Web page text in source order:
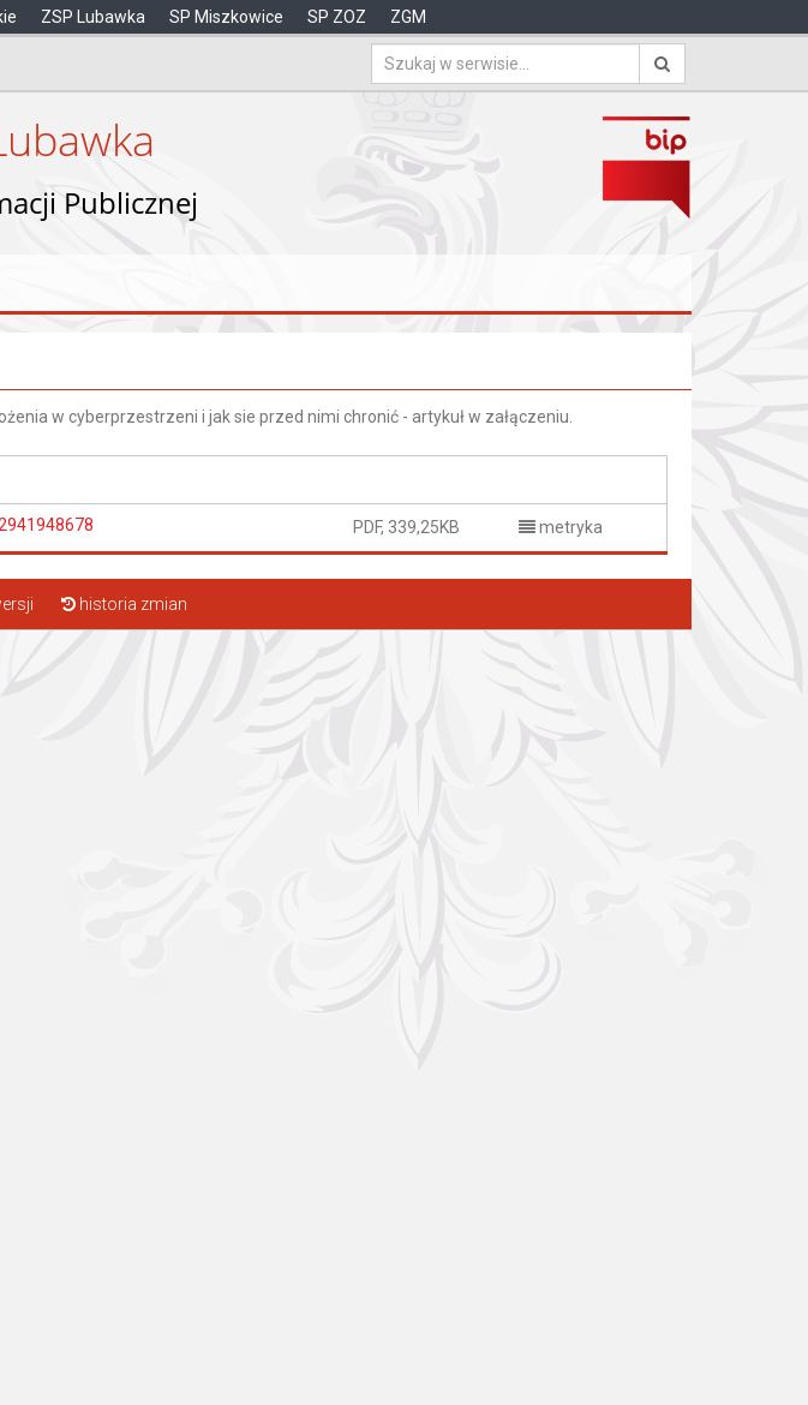
ZSP Lubawka SP Miszkowice SP ZOZ ZGM
Publicznej
w cyberprzestrzeni i jak sie przed nimi chronić - artykuł w załączeniu.
PDF, 339,25KB metryka
historia zmian